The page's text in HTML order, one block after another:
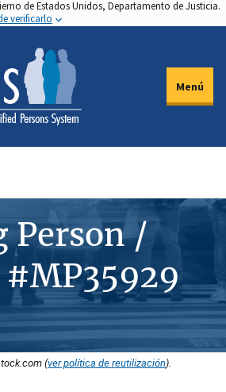
de Estados Unidos, Departamento de Justicia.
verificarlo
Menú
Person /
(ver política de reutilización).